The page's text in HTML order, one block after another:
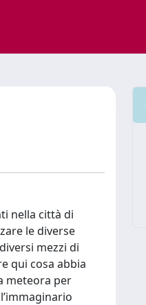
nella città di
le diverse
mezzi di
qui cosa abbia
meteora per